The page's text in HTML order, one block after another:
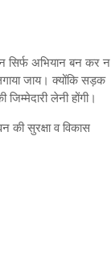
सिर्फ अभियान बन कर न
जाय। क्योंकि सड़क
लेनी होंगी।
की सुरक्षा व विकास